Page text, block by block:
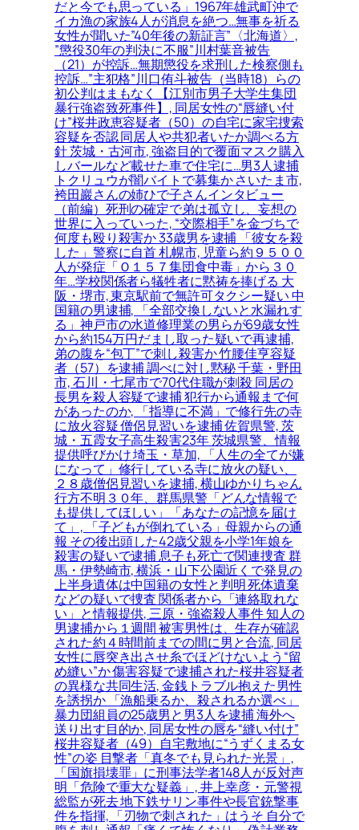
だと今でも思っている」1967年雄武町沖で
イカ漁の家族4人が消息を絶つ…無事を祈る
女性が聞いた”40年後の新証言”〈北海道〉,
”懲役30年の判決に不服”川村葉音被告
（21）が控訴…無期懲役を求刑した検察側も
控訴…”主犯格”川口侑斗被告（当時18）らの
初公判はまもなく【江別市男子大学生集団
暴行強盗致死事件】, 同居女性の“唇縫い付
け”桜井政恵容疑者（50）の自宅に家宅捜索
容疑を否認 同居人や共犯者いたか調べる方
針 茨城・古河市, 強盗目的で覆面マスク購入
しバールなど載せた車で住宅に…男3人逮捕
トクリュウが闇バイトで募集か さいたま市,
袴田巖さんの姉ひで子さんインタビュー
（前編）死刑の確定で弟は孤立し、妄想の
世界に入っていった, “交際相手”を金づちで
何度も殴り殺害か 33歳男を逮捕 「彼女を殺
した」警察に自首 札幌市, 児童ら約９５００
人が発症「Ｏ１５７集団食中毒」から３０
年…学校関係者ら犠牲者に黙祷を捧げる 大
阪・堺市, 東京駅前で無許可タクシー疑い 中
国籍の男逮捕, 「全部交換しないと水漏れす
る」神戸市の水道修理業の男らが69歳女性
から約154万円だまし取った疑いで再逮捕,
弟の腹を“包丁”で刺し殺害か 竹腰佳亨容疑
者（57）を逮捕 調べに対し黙秘 千葉・野田
市, 石川・七尾市で70代住職が刺殺 同居の
長男を殺人容疑で逮捕 犯行から通報まで何
があったのか, 「指導に不満」で修行先の寺
に放火容疑 僧侶見習いを逮捕 佐賀県警, 茨
城・五霞女子高生殺害23年 茨城県警、情報
提供呼びかけ 埼玉・草加, 「人生の全てが嫌
になって」修行している寺に放火の疑い、
２８歳僧侶見習いを逮捕, 横山ゆかりちゃん
行方不明３０年、群馬県警「どんな情報で
も提供してほしい」「あなたの記憶を届け
て」, 「子どもが倒れている」母親からの通
報 その後出頭した42歳父親を小学1年娘を
殺害の疑いで逮捕 息子も死亡で関連捜査 群
馬・伊勢崎市, 横浜・山下公園近くで発見の
上半身遺体は中国籍の女性と判明 死体遺棄
などの疑いで捜査 関係者から「連絡取れな
い」と情報提供, 三原・強盗殺人事件 知人の
男逮捕から１週間 被害男性は、生存が確認
された約４時間前までの間に男と合流, 同居
女性に唇突き出させ糸でほどけないよう“留
め縫い”か 傷害容疑で逮捕された桜井容疑者
の異様な共同生活, 金銭トラブル抱えた男性
を誘拐か 「漁船乗るか、殺されるか選べ」
暴力団組員の25歳男と男3人を逮捕 海外へ
送り出す目的か, 同居女性の唇を“縫い付け”
桜井容疑者（49）自宅敷地に“うずくまる女
性”の姿 目撃者「真冬でも見られた光景」,
「国旗損壊罪」に刑事法学者148人が反対声
明「危険で重大な疑義」, 井上幸彦・元警視
総監が死去 地下鉄サリン事件や長官銃撃事
件を指揮, 「刃物で刺された」はうそ 自分で